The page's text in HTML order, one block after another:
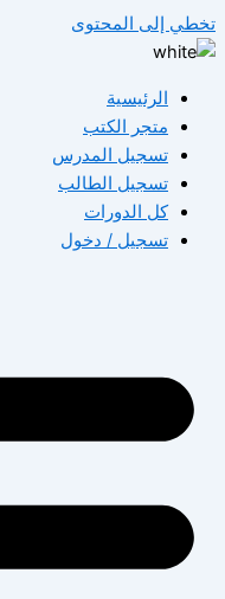
تخطي إلى المحتوى
الرئيسية
متجر الكتب
تسجيل المدرس
تسجيل الطالب
كل الدورات
تسجيل / دخول